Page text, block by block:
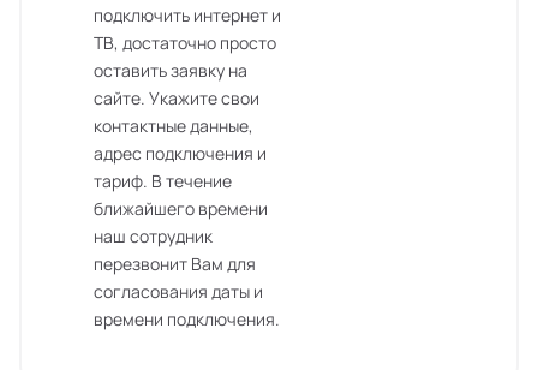
подключить интернет и
ТВ, достаточно просто
оставить заявку на
сайте. Укажите свои
контактные данные,
адрес подключения и
тариф. В течение
ближайшего времени
наш сотрудник
перезвонит Вам для
согласования даты и
времени подключения.